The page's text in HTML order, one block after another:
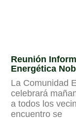
Reunión
Energética
La Comunidad
celebrará
a todos los
encuentro se